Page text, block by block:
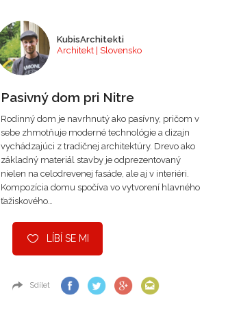
KubisArchitekti
Architekt | Slovensko
Pasivný dom pri Nitre
Rodinný dom je navrhnutý ako pasívny, pričom v
sebe zhmotňuje moderné technológie a dizajn
vychádzajúci z tradičnej architektúry. Drevo ako
základný materiál stavby je odprezentovaný
nielen na celodrevenej fasáde, ale aj v interiéri.
Kompozícia domu spočíva vo vytvorení hlavného
ťažiskového…
LÍBÍ SE MI
Sdílet